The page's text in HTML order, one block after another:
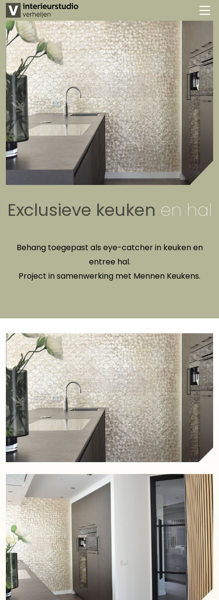
Exclusieve keuken en hal
Behang toegepast als eye-catcher in keuken en
entree hal.
Project in samenwerking met Mennen Keukens.